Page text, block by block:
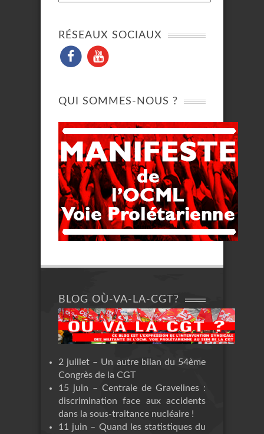
RÉSEAUX SOCIAUX
QUI SOMMES-NOUS ?
BLOG OÙ-VA-LA-CGT?
2 juillet – Un autre bilan du 54ème
Congrès de la CGT
15 juin – Centrale de Gravelines :
discrimination face aux accidents
dans la sous-traitance nucléaire !
11 juin – Quand les statistiques du